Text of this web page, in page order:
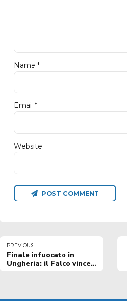
Name *
Email *
Website
POST COMMENT
PREVIOUS
Finale infuocato in
Ungheria: il Falco vince